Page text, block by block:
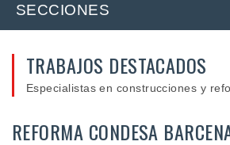
SECCIONES
TRABAJOS DESTACADOS
Especialistas en construcciones y
REFORMA CONDESA